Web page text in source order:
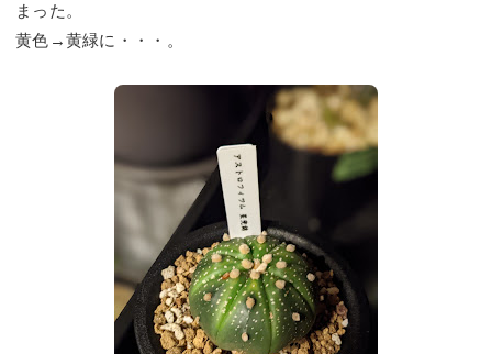
まった。
黄色→黄緑に・・・。